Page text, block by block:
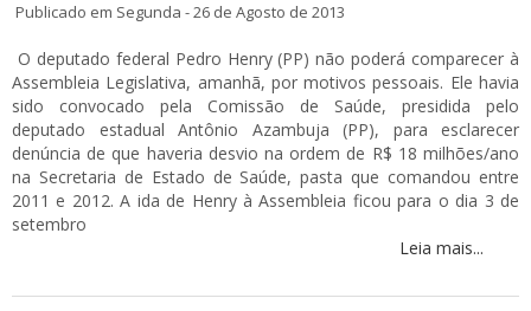
Publicado em Segunda - 26 de Agosto de 2013
O deputado federal Pedro Henry (PP) não poderá comparecer à
Assembleia Legislativa, amanhã, por motivos pessoais. Ele havia
sido convocado pela Comissão de Saúde, presidida pelo
deputado estadual Antônio Azambuja (PP), para esclarecer
denúncia de que haveria desvio na ordem de R$ 18 milhões/ano
na Secretaria de Estado de Saúde, pasta que comandou entre
2011 e 2012. A ida de Henry à Assembleia ficou para o dia 3 de
setembro
Leia mais...